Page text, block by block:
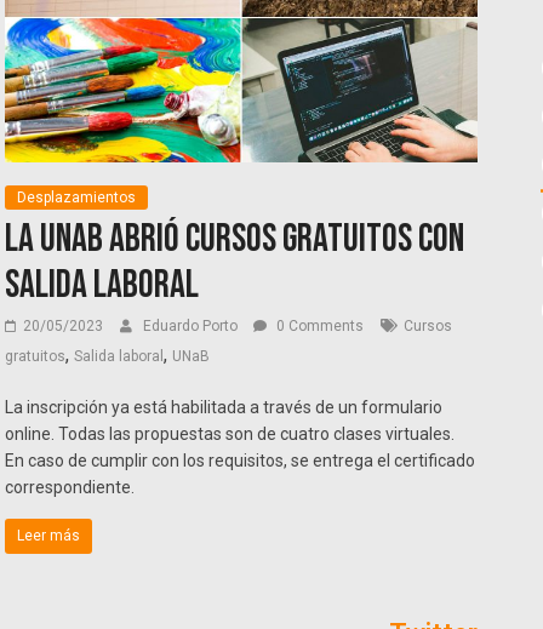
Desplazamientos
La UNaB abrió cursos gratuitos con
salida laboral
20/05/2023 Eduardo Porto 0 Comments
Cursos
gratuitos,Salida laboral, UNaB
La inscripción ya está habilitada a través de un formulario
online. Todas las propuestas son de cuatro clases virtuales.
En caso de cumplir con los requisitos, se entrega el certificado
correspondiente.
Leer más